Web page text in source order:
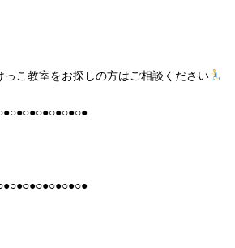
っこ教室をお探しの方はご相談ください